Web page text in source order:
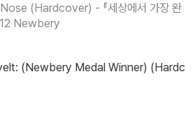
(Hardcover) - 『세상에서 가장 완
Newbery
(Newbery Medal Winner) (Hardc